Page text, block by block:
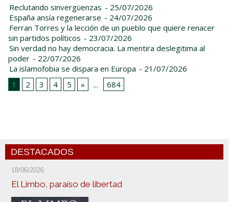
Reclutando sinvergüenzas - 25/07/2026
España ansía regenerarse - 24/07/2026
Ferran Torres y la lección de un pueblo que quiere renacer
sin partidos políticos - 23/07/2026
Sin verdad no hay democracia. La mentira deslegitima al
poder - 22/07/2026
La islamofobia se dispara en Europa - 21/07/2026
1
2 3 4 5 » ... 684
DESTACADOS
18/06/2026
El Limbo, paraíso de libertad